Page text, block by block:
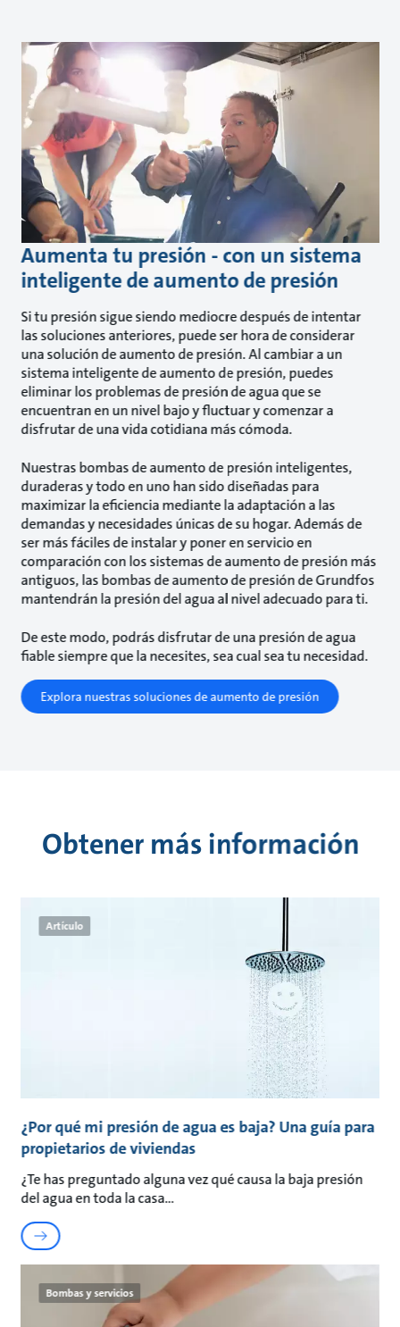
Aumenta tu presión - con un sistema
inteligente de aumento de presión
Si tu presión sigue siendo mediocre después de intentar
las soluciones anteriores, puede ser hora de considerar
una solución de aumento de presión. Al cambiar a un
sistema inteligente de aumento de presión, puedes
eliminar los problemas de presión de agua que se
encuentran en un nivel bajo y fluctuar y comenzar a
disfrutar de una vida cotidiana más cómoda.
Nuestras bombas de aumento de presión inteligentes,
duraderas y todo en uno han sido diseñadas para
maximizar la eficiencia mediante la adaptación a las
demandas y necesidades únicas de su hogar. Además de
ser más fáciles de instalar y poner en servicio en
comparación con los sistemas de aumento de presión más
antiguos, las bombas de aumento de presión de Grundfos
mantendrán la presión del agua al nivel adecuado para ti.
De este modo, podrás disfrutar de una presión de agua
fiable siempre que la necesites, sea cual sea tu necesidad.
Explora nuestras soluciones de aumento de presión
Obtener más información
Artículo
¿Por qué mi presión de agua es baja? Una guía para
propietarios de viviendas
¿Te has preguntado alguna vez qué causa la baja presión
del agua en toda la casa
Bombas y servicios